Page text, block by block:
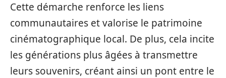
Cette démarche renforce les liens
communautaires et valorise le patrimoine
cinématographique local. De plus, cela incite
les générations plus âgées à transmettre
leurs souvenirs, créant ainsi un pont entre le